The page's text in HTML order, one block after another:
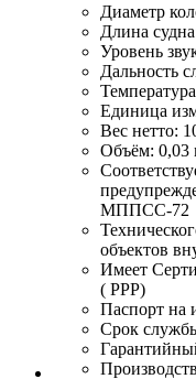
Диаметр
Длина
Уровень
Дальность
Единица
Вес нетто:
Объём: 0,03
МППСС-72
объектов
Имеет
( РРР)
Паспорт на
Срок